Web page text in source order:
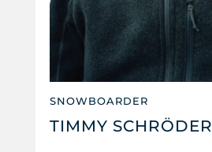
SNOWBOARDER
TIMMY SCHRÖDER